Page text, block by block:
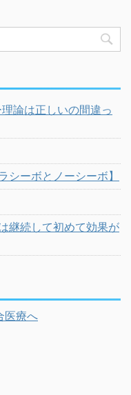
論は正しいの間違っ
ーボとノーシーボ】
継続して初めて効果が